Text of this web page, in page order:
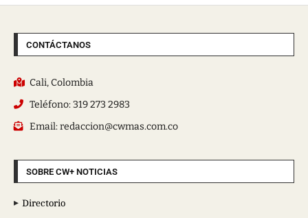
CONTÁCTANOS
Cali, Colombia
Teléfono: 319 273 2983
Email: redaccion@cwmas.com.co
SOBRE CW+ NOTICIAS
Directorio